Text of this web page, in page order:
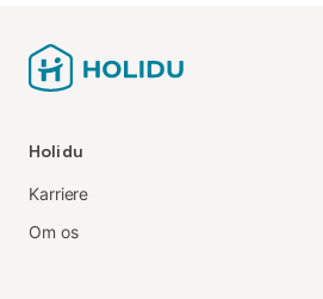
Holidu
Karriere
Om os